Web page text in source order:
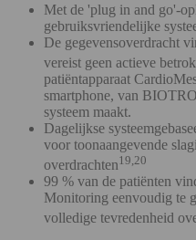
Met de 'plug in and go'-
gebruiksvriendelijke
De gegevensoverdracht
vereist geen actieve
patiëntapparaat
smartphone, van
systeem maakt.
Dagelijkse
voor toonaangevende
overdrachten19,20
99 % van de patiënten
Monitoring eenvoudig te
volledige tevredenheid